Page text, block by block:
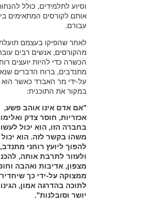
וסיוע לתלמידים, כולל
אותם לקורסים המתאימים
עבורם.
לאחר שהפיקו בעצמם
מהקורסים, אנשים רבים
הכשרה כדי להיות יועצים
מתנדבים, ברוח הדברים
על-ידי מר האברד כאשר
במקור את התוכנית:
"אם אדם אינו אוהב פשע,
אכזריות, חוסר צדק
בחברה הזו, הוא יכול
משהו בקשר לזה. הוא יכול
להפוך ליועץ רוחני מתנדב,
ולעזור לתרבת אותה,
מצפון, אדיבות ואהבה
ממצוקה על-ידי כך שיחדיר
לתוכה בהדרגה אמון,
יושר וסובלנות".